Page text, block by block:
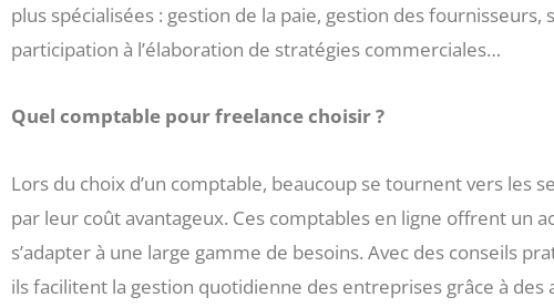
plus spécialisées : gestion de la paie, gestion des
participation à l’élaboration de stratégies commerciales…
Quel comptable pour freelance choisir ?
Lors du choix d’un comptable, beaucoup se tournent vers les
par leur coût avantageux. Ces comptables en ligne offrent un
s’adapter à une large gamme de besoins. Avec des conseils
ils facilitent la gestion quotidienne des entreprises grâce à des